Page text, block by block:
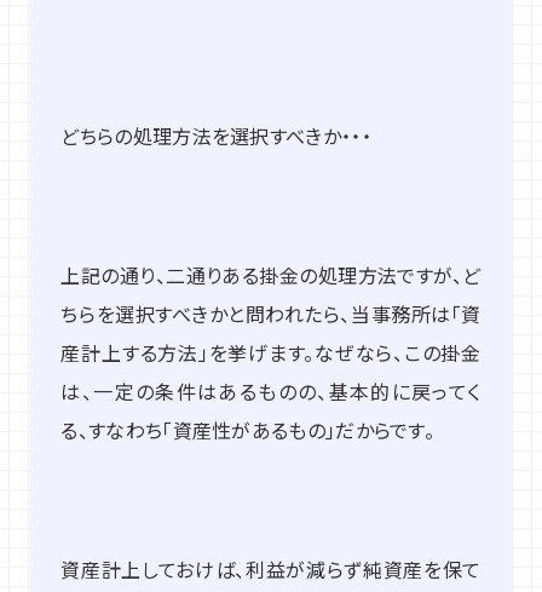
どちらの処理方法を選択すべきか・・・
上記の通り、二通りある掛金の処理方法ですが、ど
ちらを選択すべきかと問われたら、当事務所は「資
産計上する方法」を挙げます。なぜなら、この掛金
は、一定の条件はあるものの、基本的に戻ってく
る、すなわち「資産性があるもの」だからです。
資産計上しておけば、利益が減らず純資産を保て